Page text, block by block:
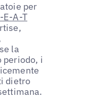
per
E-A-T
la
periodo, i
dietro